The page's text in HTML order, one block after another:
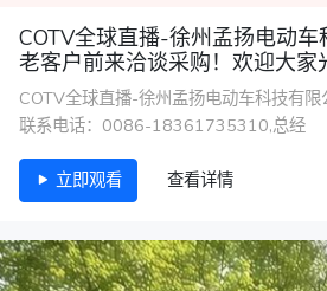
COTV全球直播-徐州孟扬电动
老客户前来洽谈采购！欢迎大家
COTV全球直播-徐州孟扬电动车科技有
联系电话：0086-18361735310,总经
立即观看 查看详情